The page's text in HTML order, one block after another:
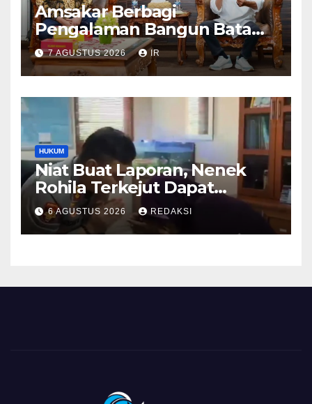
Amsakar Berbagi
Pengalaman Bangun Batam,
DPRD Dumai Dalami
Pendidikan hingga Investasi
7 AGUSTUS 2026 IR
HUKUM
Niat Buat Laporan, Nenek
Rohila Terkejut Dapat
Bantuan dari Kabid Propam
Kombes Pol Eddwi
6 AGUSTUS 2026 REDAKSI